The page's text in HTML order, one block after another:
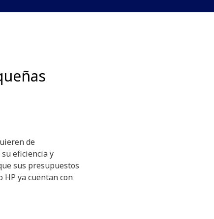
de
eficiencia y
sus presupuestos
HP ya cuentan con